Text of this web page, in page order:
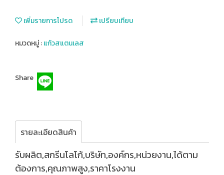
เพิ่มรายการโปรด เปรียบเทียบ
หมวดหมู่ :แก้วสแตนเลส
Share
รายละเอียดสินค้า
รับผลิต,สกรีนโลโก้,บริษัท,องค์กร,หน่วยงาน,ได้ตาม
ต้องการ,คุณภาพสูง,ราคาโรงงาน